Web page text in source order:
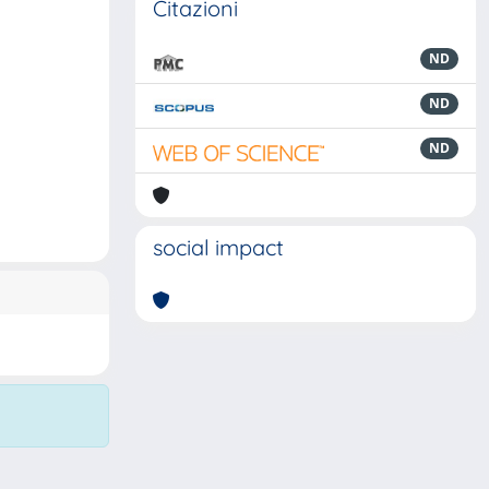
Citazioni
ND
ND
ND
social impact